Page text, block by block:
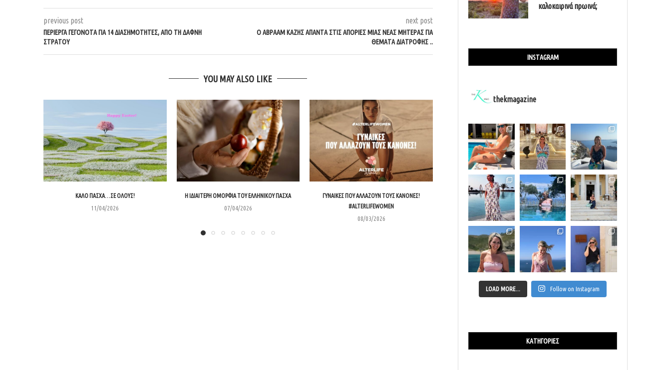
previous post
ΠΕΡΊΕΡΓΑ ΓΕΓΟΝΌΤΑ ΓΙΑ 14 ΔΙΑΣΗΜΌΤΗΤΕΣ, ΑΠΌ ΤΗ ΔΆΦΝΗ
ΣΤΡΆΤΟΥ
next post
Ο ΑΒΡΑΆΜ ΚΆΖΗΣ ΑΠΑΝΤΆ ΣΤΙΣ ΑΠΟΡΊΕΣ ΜΙΑΣ ΝΈΑΣ ΜΗΤΈΡΑΣ ΓΙΑ
ΘΈΜΑΤΑ ΔΙΑΤΡΟΦΉΣ ..
YOU MAY ALSO LIKE
ΚΑΛΌ ΠΆΣΧΑ…ΣΕ ΌΛΟΥΣ!
11/04/2026
Η ΙΔΙΑΊΤΕΡΗ ΟΜΟΡΦΙΆ ΤΟΥ ΕΛΛΗΝΙΚΟΎ ΠΆΣΧΑ
07/04/2026
ΓΥΝΑΊΚΕΣ ΠΟΥ ΑΛΛΆΖΟΥΝ ΤΟΥΣ ΚΑΝΌΝΕΣ!
#ALTERLIFEWOMEN
08/03/2026
13 ΦΕΒΡΟΥΑΡΊΟΥ ΕΊΝΑΙ THE MISTRESS DAY
13/02/2026
LA ROCHE-POSAY: Η ΔΈΣΜΕΥΣΗ ΣΤΗ
καλοκαιρινά πρωινά;
INSTAGRAM
thekmagazine
LOAD MORE... Follow on Instagram
ΚΑΤΗΓΟΡΊΕΣ